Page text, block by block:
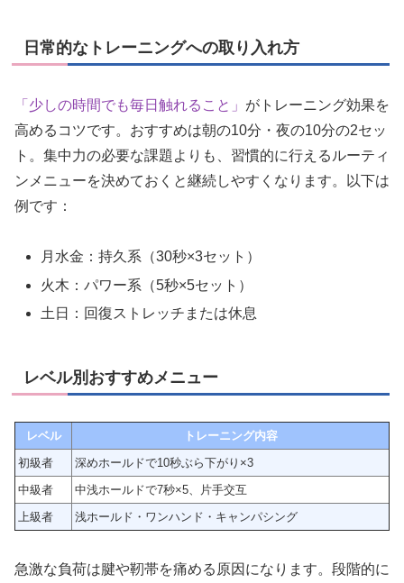
日常的なトレーニングへの取り入れ方
「少しの時間でも毎日触れること」 がトレーニング効果を
高めるコツです。おすすめは朝の10分・夜の10分の2セッ
ト。集中力の必要な課題よりも、習慣的に行えるルーティ
ンメニューを決めておくと継続しやすくなります。以下は
例です：
月水金：持久系（30秒×3セット）
火木：パワー系（5秒×5セット）
土日：回復ストレッチまたは休息
レベル別おすすめメニュー
レベル
トレーニング内容
初級者
深めホールドで10秒ぶら下がり×3
中級者
中浅ホールドで7秒×5、片手交互
上級者
浅ホールド・ワンハンド・キャンパシング
急激な負荷は腱や靭帯を痛める原因になります。段階的に